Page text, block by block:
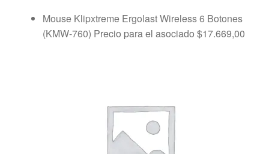
Mouse Klipxtreme Ergolast Wireless 6 Botones
(KMW-760) Precio para el asociado $17.669,00